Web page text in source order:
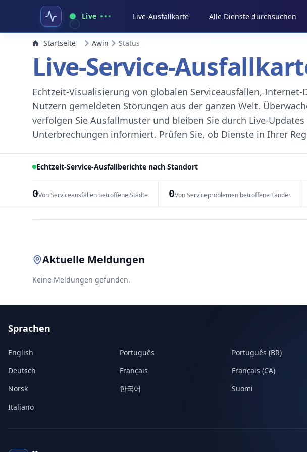
Live Live-Ausfallkarte Alle Dienste durchsuchen
Startseite Awin Status
Live-Service-
Echtzeit-Visualisierung von globalen Serviceausfällen,
Nutzern gemeldeten Störungen aus der ganzen Welt.
verfolgen Sie Ausfallmuster und bleiben Sie durch Live-
Unterbrechungen informiert. Prüfen Sie, ob Dienste in Ihrer
Echtzeit-Service-Ausfallberichte nach Standort
0Von Serviceausfällen betroffene Städte 0Von Serviceproblemen betroffene Länder
Aktuelle Meldungen
Keine Meldungen gefunden.
Sprachen
English Português Português (BR)
Deutsch
Français Français (CA)
Norsk
한국어 Suomi
Italiano